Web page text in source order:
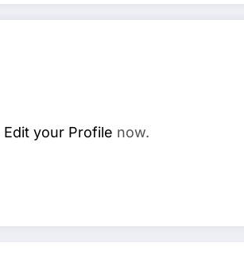
Edit your Profile now.